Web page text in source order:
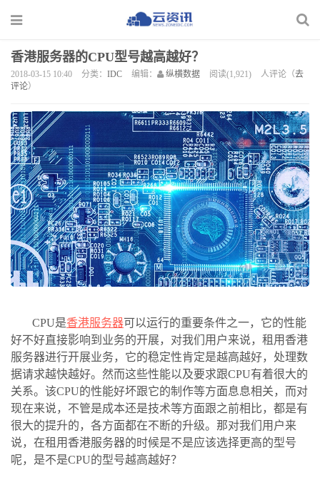
香港服务器的CPU型号越高越好？
2018-03-15 10:40 分类： IDC 编辑： 纵横数据 阅读(1,921) 人评论（去
评论）
CPU是香港服务器可以运行的重要条件之一，它的性能
好不好直接影响到业务的开展，对我们用户来说，租用香港
服务器进行开展业务，它的稳定性肯定是越高越好，处理数
据请求越快越好。然而这些性能以及要求跟CPU有着很大的
关系。该CPU的性能好坏跟它的制作等方面息息相关，而对
现在来说，不管是成本还是技术等方面跟之前相比，都是有
很大的提升的，各方面都在不断的升级。那对我们用户来
说，在租用香港服务器的时候是不是应该选择更高的型号
呢，是不是CPU的型号越高越好？